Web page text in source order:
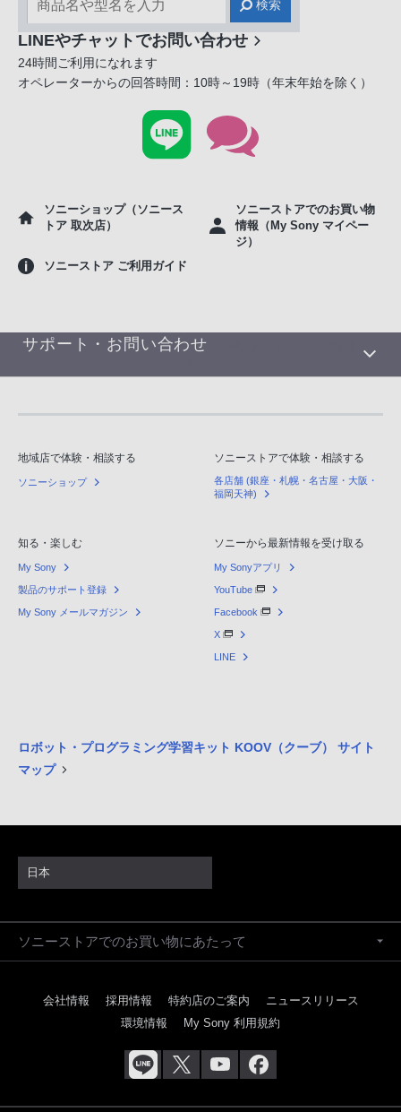
検索
LINEやチャットでお問い合わせ
24時間ご利用になれます
オペレーターからの回答時間：10時～19時（年末年始を除く）
ソニーショップ（ソニース
トア 取次店）
ソニーストアでのお買い物
情報（My Sony マイペー
ジ）
ソニーストア ご利用ガイド
サポート・お問い合わせ
地域店で体験・相談する
ソニーショップ
ソニーストアで体験・相談する
各店舗 (銀座・札幌・名古屋・大阪・
福岡天神)
知る・楽しむ
My Sony
製品のサポート登録
My Sony メールマガジン
ソニーから最新情報を受け取る
My Sonyアプリ
YouTube
Facebook
X
LINE
ロボット・プログラミング学習キット KOOV（クーブ） サイト
マップ
日本
ソニーストアでのお買い物にあたって
会社情報 採用情報 特約店のご案内
ニュースリリース
環境情報
My Sony 利用規約